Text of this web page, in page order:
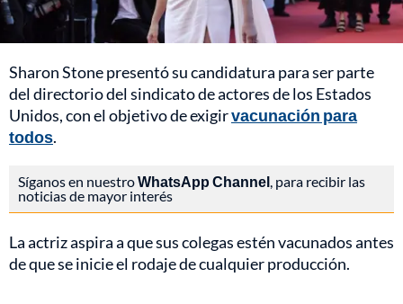
Sharon Stone presentó su candidatura para ser parte
del directorio del sindicato de actores de los Estados
Unidos, con el objetivo de exigirvacunación para
todos.
Síganos en nuestroWhatsApp Channel , para recibir las
noticias de mayor interés
La actriz aspira a que sus colegas estén vacunados antes
de que se inicie el rodaje de cualquier producción.